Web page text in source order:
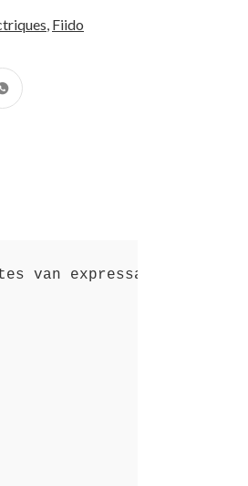
, Fiido
van expressar el